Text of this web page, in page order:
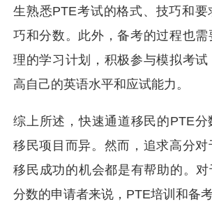
生熟悉PTE考试的格式、技巧和要
巧和分数。此外，备考的过程也
理的学习计划，积极参与模拟考
高自己的英语水平和应试能力。
综上所述，快速通道移民的PTE分
移民项目而异。然而，追求高分对
移民成功的机会都是有帮助的。
分数的申请者来说，PTE培训和备考